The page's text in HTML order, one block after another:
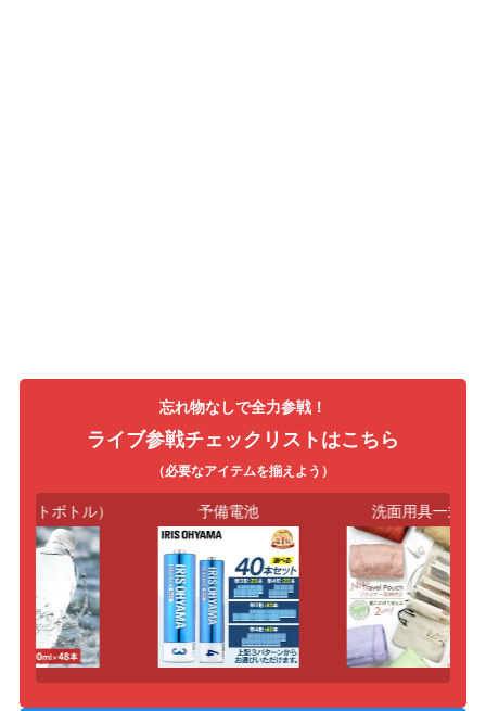
忘れ物なしで全力参戦！
ライブ参戦チェックリストはこちら
（必要なアイテムを揃えよう）
ットボトル） 予備電池 洗面用具一式